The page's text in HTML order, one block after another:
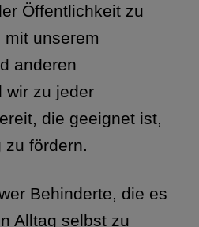
Öffentlichkeit zu
unserem
anderen
wir zu jeder
die geeignet ist,
zu fördern.
Behinderte, die es
Alltag selbst zu